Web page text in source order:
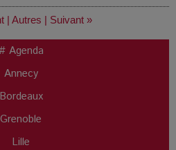
| Autres | Suivant »
Agenda
Annecy
Bordeaux
Grenoble
Lille